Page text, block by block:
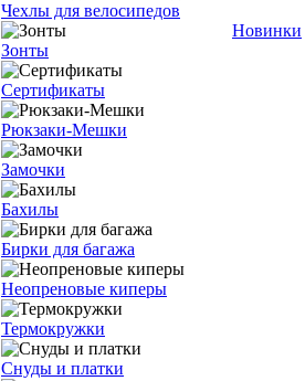
Чехлы для велосипедов
Зонты
Сертификаты
Рюкзаки-Мешки
Замочки
Бахилы
Бирки для багажа
Неопреновые киперы
Термокружки
Снуды и платки
Новинки